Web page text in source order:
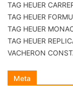
TAG HEUER
TAG HEUER
TAG HEUER
TAG HEUER
VACHERON
Meta